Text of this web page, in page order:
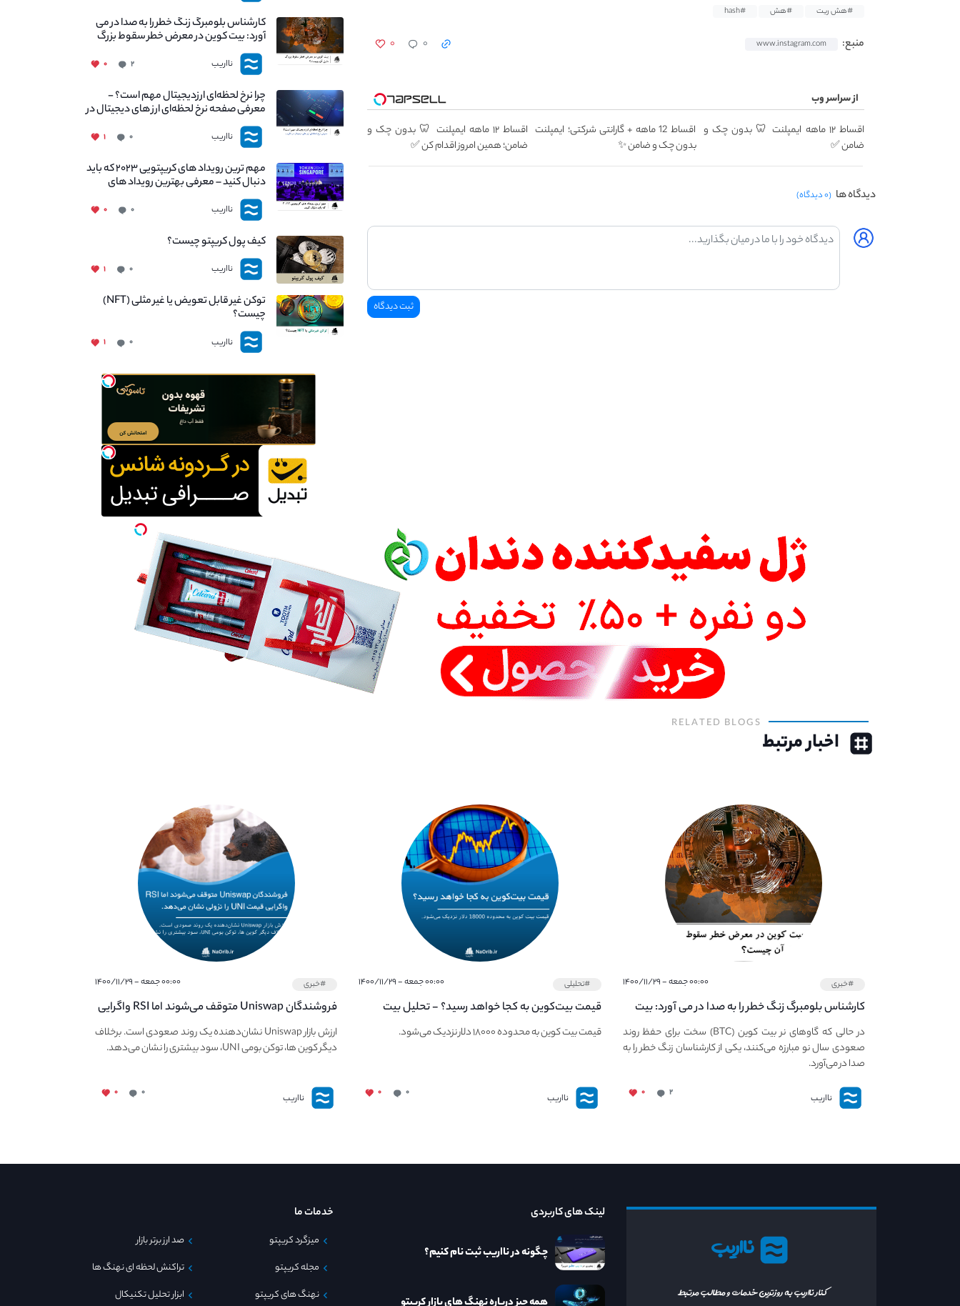
#هش ریت
#هش #hash
منبع: www.instagram.com ۰ ۰
از سراسر وب
اقساط ۱۲ ماهه ایمپلنت 🦷 بدون چک و
ضامن ✅
اقساط 12 ماهه + گارانتی شرکتی؛ ایمپلنت
بدون چک و ضامن ✨
اقساط ۱۲ ماهه ایمپلنت 🦷 بدون چک و
ضامن؛ همین امروز اقدام کن ✅
دیدگاه ها (۰ دیدگاه)
کارشناس بلومبرگ زنگ خطر را به صدا در می
آورد: بیت کوین در معرض خطر سقوط بزرگ
است - دلیل آن چیست؟
نااریب ۲ ۰
چرا نرخ لحظه‌ای ارزدیجیتال مهم است؟ -
معرفی صفحه نرخ لحظه‌ای ارز های دیجیتال در
نااریب
نااریب ۰ ۱
مهم ترین رویداد های کریپتویی ۲۰۲۳ که باید
دنبال کنید – معرفی بهترین رویداد های
جهانی
نااریب ۰ ۰
کیف پول کریپتو چیست؟
نااریب ۰ ۱
توکن غیر قابل تعویض یا غیر مثلی (NFT)
چیست؟
نااریب ۰ ۱
RELATED BLOGS
اخبار مرتبط
#خبری ۰۰:۰۰ جمعه - ۱۴۰۰/۱۱/۲۹
کارشناس بلومبرگ زنگ خطر را به صدا در می آورد: بیت
کوین در معرض خطر سقوط بزرگ است - دلیل آن
چیست؟
در حالی که گاوهای نر بیت کوین (BTC) سخت برای حفظ روند
صعودی سال نو مبارزه می‌کنند، یکی از کارشناسان زنگ خطر را به
صدا در می‌آورد.
نااریب ۲ ۰
#تحلیلی ۰۰:۰۰ جمعه - ۱۴۰۰/۱۱/۲۹
قیمت بیت‌کوین به کجا خواهد رسید؟ - تحلیل بیت
کوین در ۲۳ مهر ماه
قیمت بیت کوین به محدوده ۱۸۰۰۰ دلار نزدیک می‌شود.
نااریب ۰ ۰
#خبری ۰۰:۰۰ جمعه - ۱۴۰۰/۱۱/۲۹
فروشندگان Uniswap متوقف می‌شوند اما RSI واگرایی
قیمت UNI نزولی را توسعه می‌دهد.
ارزش بازار Uniswap نشان‌دهنده یک روند صعودی است. برخلاف
دیگر کوین ها، توکن بومی UNI، سود بیشتری را نشان می‌دهد.
نااریب ۰ ۰
نااریب
کنار نااریب به روزترین خدمات و مطالب مرتبط
لینک های کاربردی
چگونه در نااریب ثبت نام کنیم؟
خدمات ما
میزگرد کریپتو
مجله کریپتو
نهنگ های کریپتو
صد ارز برتر بازار
تراکنش لحظه ای نهنگ ها
ابزار تحلیل تکنیکال